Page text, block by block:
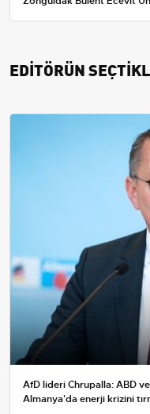
EDİTÖRÜN
AfD lideri Chrupalla: ABD
Almanya'da enerji krizini